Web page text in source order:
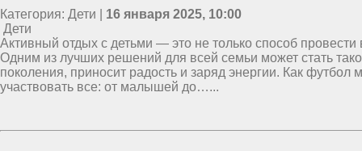
Категория: Дети | 16 января 2025, 10:00
Дети
Активный отдых с детьми — это не только способ
Одним из лучших решений для всей семьи может стать
поколения, приносит радость и заряд энергии. Как
участвовать все: от малышей до…...